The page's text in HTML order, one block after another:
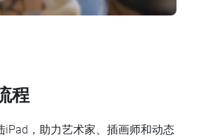
程
iPad，助力艺术家、插画师和动态